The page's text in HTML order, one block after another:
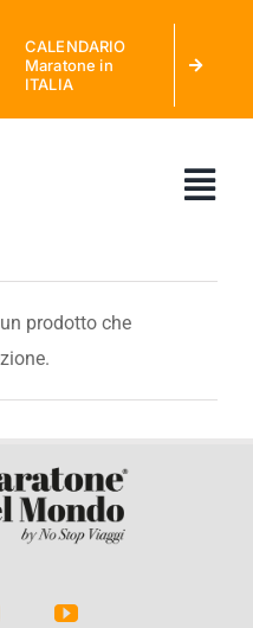
CALENDARIO
Maratone in
ITALIA
ITALIA
prodotto che